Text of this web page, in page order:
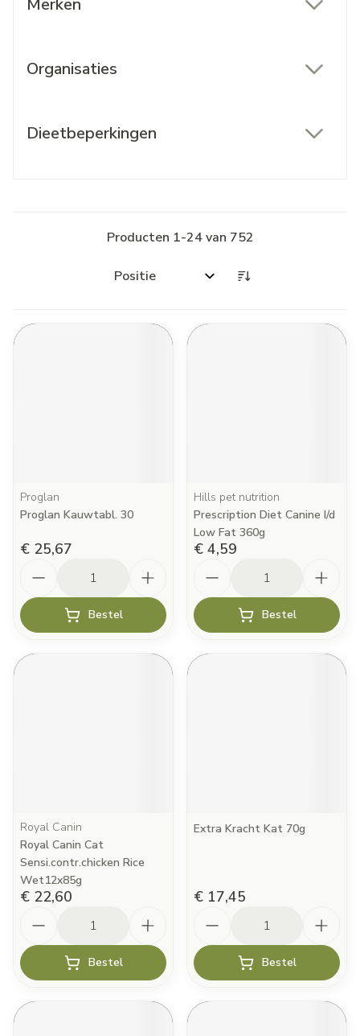
Merken
Organisaties
Dieetbeperkingen
Producten 1-24van 752
Sorteer op:
Proglan
Proglan Kauwtabl. 30
€ 25,67
Bestel
Hills pet nutrition
Prescription Diet Canine I/d
Low Fat 360g
€ 4,59
Bestel
Royal Canin
Royal Canin Cat
Sensi.contr.chicken Rice
Wet12x85g
€ 22,60
Bestel
Extra Kracht Kat 70g
€ 17,45
Bestel